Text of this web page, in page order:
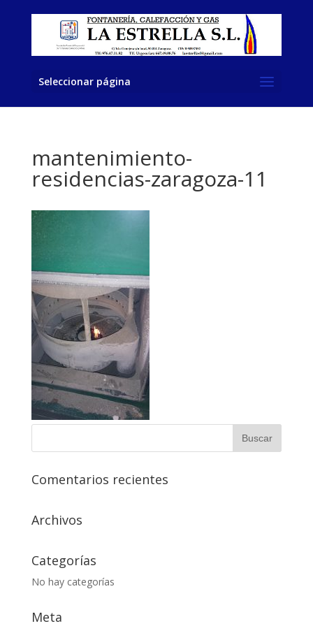
Seleccionar página
mantenimiento-
residencias-zaragoza-11
Comentarios recientes
Archivos
Categorías
No hay categorías
Meta